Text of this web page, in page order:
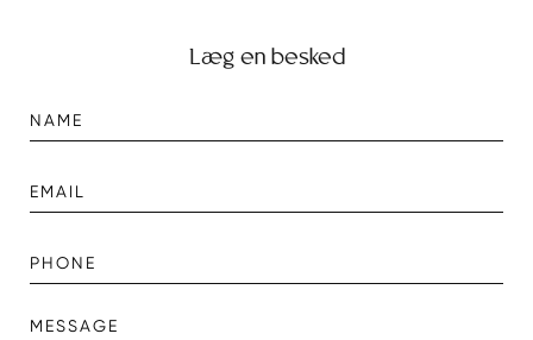
Læg en besked